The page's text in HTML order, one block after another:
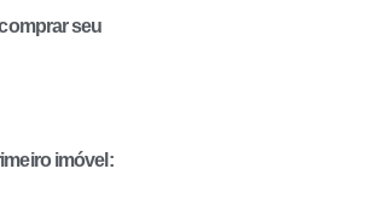
seu
imóvel: